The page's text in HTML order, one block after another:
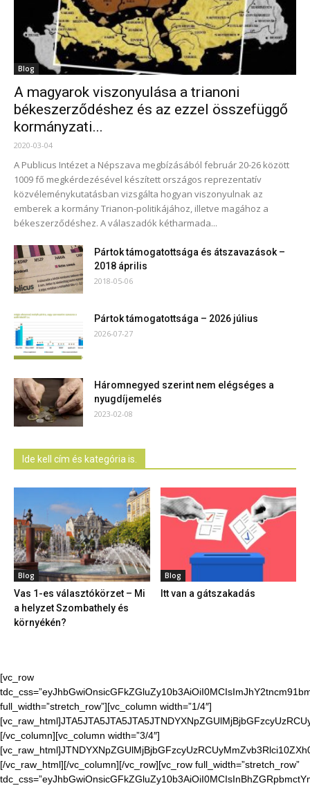
Blog
A magyarok viszonyulása a trianoni
békeszerződéshez és az ezzel összefüggő
kormányzati...
2020-03-04
A Publicus Intézet a Népszava megbízásából február 20-26 között
1009 fő megkérdezésével készített országos reprezentatív
közvéleménykutatásban vizsgálta hogyan viszonyulnak az
emberek a kormány Trianon-politikájához, illetve magához a
békeszerződéshez. A válaszadók kétharmada...
Pártok támogatottsága és átszavazások –
2018 április
2018-05-06
Pártok támogatottsága – 2026 július
2026-07-27
Háromnegyed szerint nem elégséges a
nyugdíjemelés
2023-02-08
Ide kell cím és kategória is.
Blog
Vas 1-es választókörzet – Mi
a helyzet Szombathely és
környékén?
Blog
Itt van a gátszakadás
[vc_row
full_width=”stretch_row”][vc_column width=”1/4″]
[/vc_column][vc_column width=”3/4″]
[/vc_raw_html][/vc_column][/vc_row][vc_row full_width=”stretch_row”